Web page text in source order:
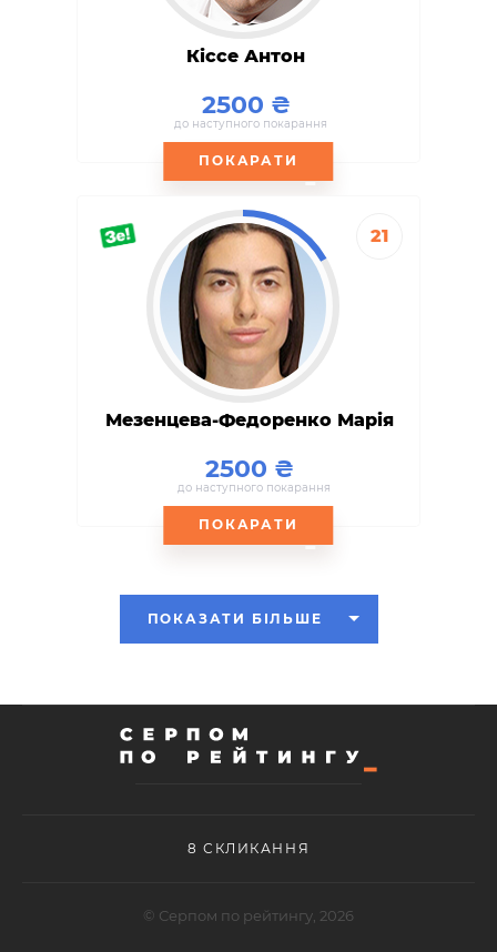
Кіссе Антон
2500
до наступного покарання
ПОКАРАТИ
21
Мезенцева-Федоренко Марія
2500
до наступного покарання
ПОКАРАТИ
ПОКАЗАТИ БІЛЬШЕ
8 СКЛИКАННЯ
© Серпом по рейтингу, 2026